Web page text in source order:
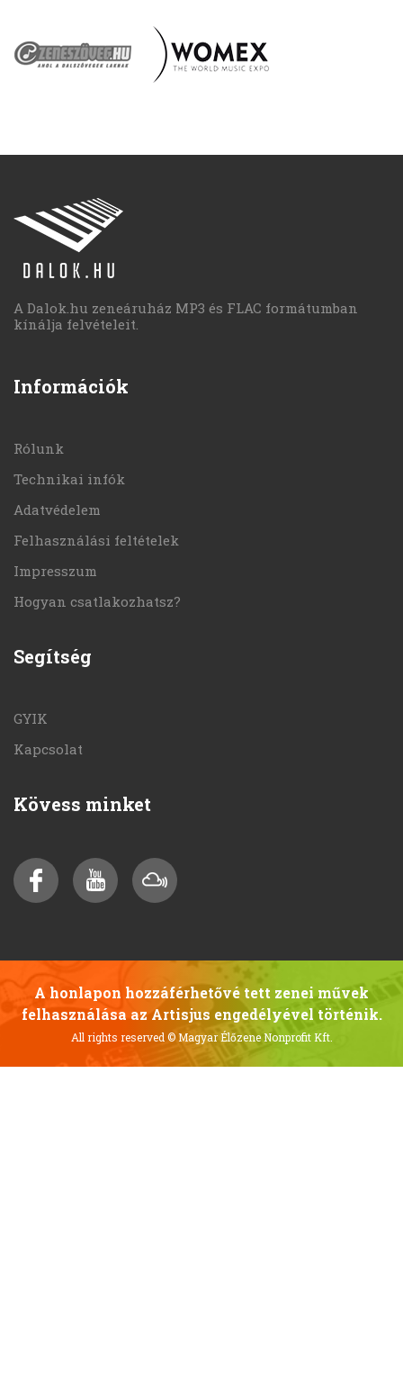
A Dalok.hu zeneáruház MP3 és FLAC formátumban
kínálja felvételeit.
Információk
Rólunk
Technikai infók
Adatvédelem
Felhasználási feltételek
Impresszum
Hogyan csatlakozhatsz?
Segítség
GYIK
Kapcsolat
Kövess minket
A honlapon hozzáférhetővé tett zenei művek
felhasználása az Artisjus engedélyével történik.
All rights reserved © Magyar Élőzene Nonprofit Kft.